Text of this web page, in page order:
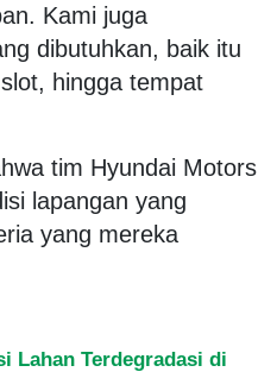
Kami juga
dibutuhkan, baik itu
hingga tempat
tim Hyundai Motors
lapangan yang
yang mereka
Lahan Terdegradasi di